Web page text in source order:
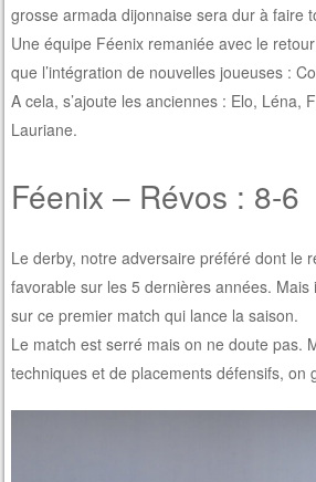
grosse armada dijonnaise sera dur à faire
Une équipe Féenix remaniée avec le
que l’intégration de nouvelles joueuses :
A cela, s’ajoute les anciennes : Elo, Léna,
Lauriane.
Féenix – Révos : 8-6
Le derby, notre adversaire préféré dont le
favorable sur les 5 dernières années.
sur ce premier match qui lance la saison.
Le match est serré mais on ne doute pas.
techniques et de placements défensifs, on